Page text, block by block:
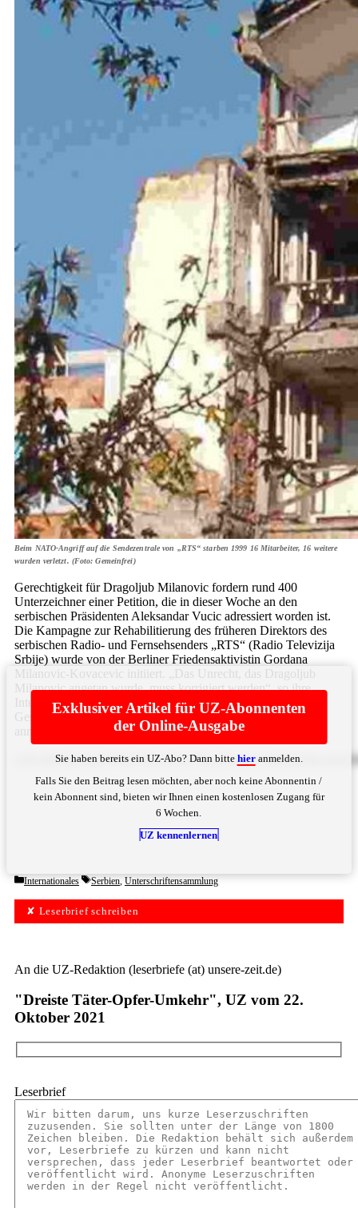
Beim NATO-Angriff auf die Sendezentrale von „RTS“ starben 1999 16 Mitarbeiter, 16 weitere
wurden verletzt. (Foto: Gemeinfrei)
Gerechtigkeit für Dragoljub Milanovic fordern rund 400
Unterzeichner einer Petition, die in dieser Woche an den
serbischen Präsidenten Aleksandar Vucic adressiert worden ist.
Die Kampagne zur Rehabilitierung des früheren Direktors des
serbischen Radio- und Fernsehsenders „RTS“ (Radio Televizija
Srbije) wurde von der Berliner Friedensaktivistin Gordana
Milanovic-Kovacevic initiiert. „Das Unrecht, das Dragoljub
Milanovic angetan wurde, muss korrigiert werden“, so ihre
Intention. „Wir dürfen nicht zulassen, dass Feinde unsere
Geschichte schreiben!“Dragoljub Milanovic ... Bittehier
anmelden
Exklusiver Artikel für UZ-Abonnenten
der Online-Ausgabe
Sie haben bereits ein UZ-Abo? Dann bitte hieranmelden.
Falls Sie den Beitrag lesen möchten, aber noch keine Abonnentin /
kein Abonnent sind, bieten wir Ihnen einen kostenlosen Zugang für
6 Wochen.
UZ kennenlernen
Categories
Internationales Tags
Serbien, Unterschriftensammlung
✘ Leserbrief schreiben
An die UZ-Redaktion (leserbriefe (at) unsere-zeit.de)
"Dreiste Täter-Opfer-Umkehr", UZ vom 22.
Oktober 2021
Leserbrief